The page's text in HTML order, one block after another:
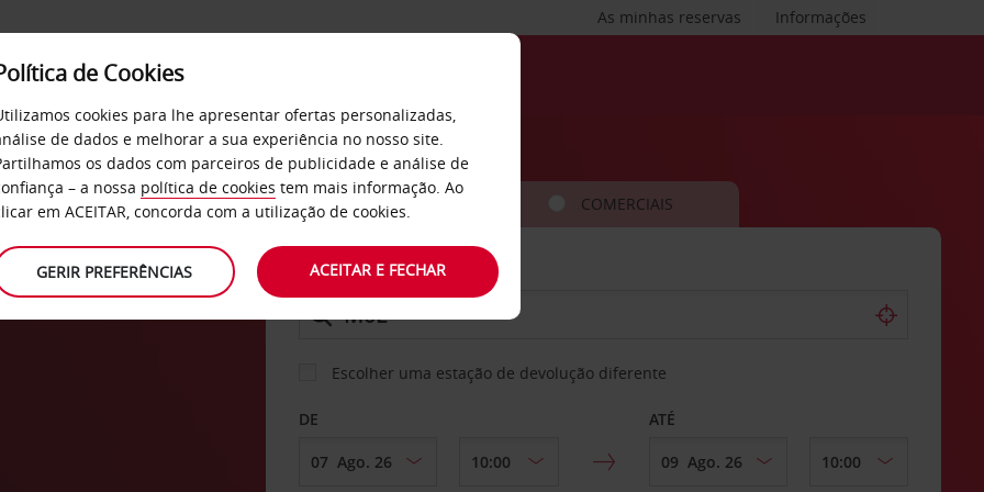
Informações
As minhas reservas
SERVIÇOS EMPRESAS
CARRO COMERCIAIS
LEVANTAR EM
Escolher uma estação de devolução diferente
DE ATÉ
de Cookies
cookies para lhe apresentar ofertas personalizadas,
de dados e melhorar a sua experiência no nosso site.
os dados com parceiros de publicidade e análise de
– a nossa política de cookies tem mais informação. Ao
em ACEITAR, concorda com a utilização de cookies.
GERIR PREFERÊNCIAS ACEITAR E FECHAR